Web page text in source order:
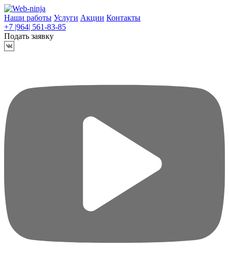
Наши работы Услуги Акции Контакты
+7 |964| 561-83-85
Подать заявку